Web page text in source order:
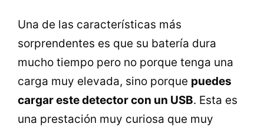
Una de las características más
sorprendentes es que su batería dura
mucho tiempo pero no porque tenga una
carga muy elevada, sino porque puedes
cargar este detector con un USB. Esta es
una prestación muy curiosa que muy